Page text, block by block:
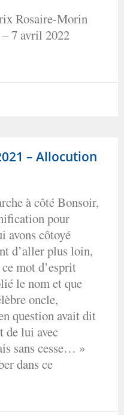
Rosaire-Morin
7 avril 2022
– Allocution
à côté Bonsoir,
pour
avons côtoyé
d’aller plus loin,
mot d’esprit
le nom et que
oncle,
question avait dit
de lui avec
sans cesse… »
dans ce